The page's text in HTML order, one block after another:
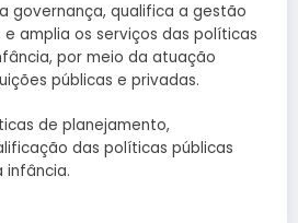
governança, qualifica a gestão
amplia os serviços das políticas
por meio da atuação
públicas e privadas.
de planejamento,
das políticas públicas
infância.